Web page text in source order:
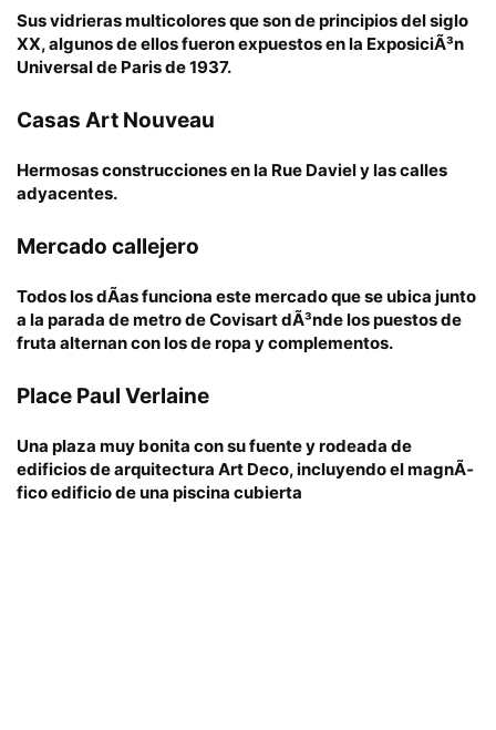
Sus vidrieras multicolores que son de principios del siglo
XX, algunos de ellos fueron expuestos en la ExposiciÃ³n
Universal de Paris de 1937.
Casas Art Nouveau
Hermosas construcciones en la Rue Daviel y las calles
adyacentes.
Mercado callejero
Todos los dÃ­as funciona este mercado que se ubica junto
a la parada de metro deCovisartdÃ³nde los puestos de
fruta alternan con los de ropa y complementos.
Place Paul Verlaine
Una plaza muy bonita con su fuente y rodeada de
edificios de arquitectura Art Deco, incluyendo el magnÃ­
fico edificio de una piscina cubierta